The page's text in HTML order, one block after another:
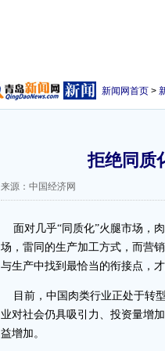
新闻网首页 >
拒绝同质
来源：中国经济网
面对几乎“同质化”火腿市场，
场，雷同的生产加工方式，而营
与生产中找到最恰当的衔接点，
目前，中国肉类行业正处于转
业对社会仍具吸引力、投资量增
益增加。